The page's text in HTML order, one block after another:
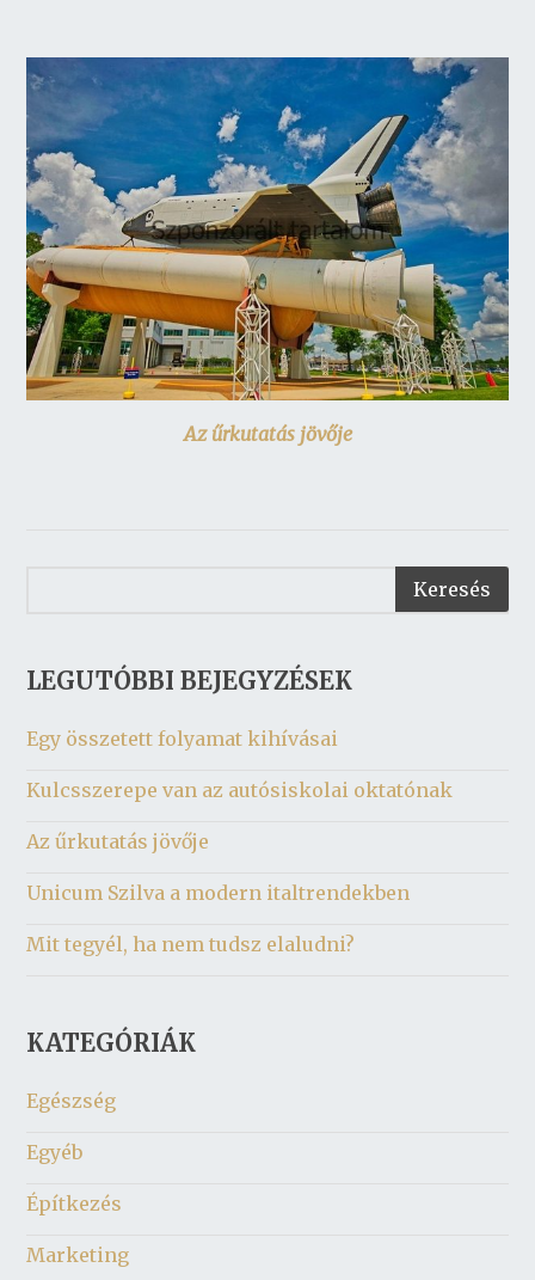
Az űrkutatás jövője
LEGUTÓBBI BEJEGYZÉSEK
Egy összetett folyamat kihívásai
Kulcsszerepe van az autósiskolai oktatónak
Az űrkutatás jövője
Unicum Szilva a modern italtrendekben
Mit tegyél, ha nem tudsz elaludni?
KATEGÓRIÁK
Egészség
Egyéb
Építkezés
Marketing